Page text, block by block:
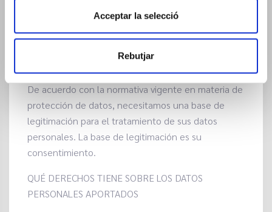
Acceptar la selecció
Rebutjar
datos personales.
DE LOS DATOS PERSONALES
De acuerdo con la normativa vigente en materia de
protección de datos, necesitamos una base de
legitimación para el tratamiento de sus datos
personales. La base de legitimación es su
consentimiento.
QUÉ DERECHOS TIENE SOBRE LOS DATOS
PERSONALES APORTADOS